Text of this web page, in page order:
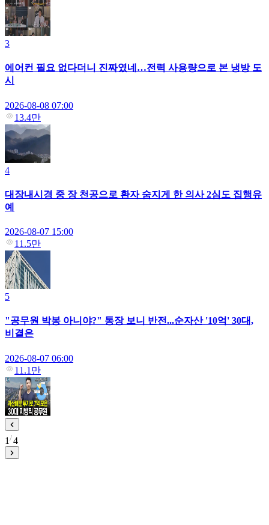
3
에어컨 필요 없다더니 진짜였네…전력 사용량으로 본 냉방 도
시
2026-08-08 07:00
13.4만
4
대장내시경 중 장 천공으로 환자 숨지게 한 의사 2심도 집행유
예
2026-08-07 15:00
11.5만
5
"공무원 박봉 아니야?" 통장 보니 반전...순자산 '10억' 30대,
비결은
2026-08-07 06:00
11.1만
1 4